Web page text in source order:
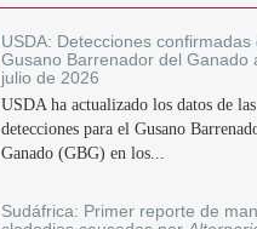
USDA: Detecciones confirmadas
Gusano Barrenador del Ganado
julio de 2026
USDA ha actualizado los datos de las
detecciones para el Gusano
Ganado (GBG) en los...
Sudáfrica: Primer reporte de